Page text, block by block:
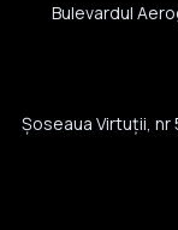
Bulevardul
Șoseaua Virtuții, nr